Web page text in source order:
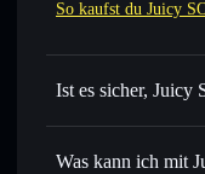
So kaufst du Juicy
Ist es sicher, Juicy
Juicy SOL
Was kann ich mit